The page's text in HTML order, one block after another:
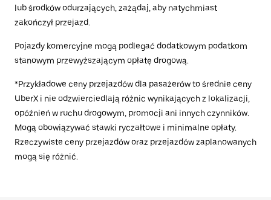
lub środków odurzających, zażądaj, aby natychmiast
zakończył przejazd.
Pojazdy komercyjne mogą podlegać dodatkowym podatkom
stanowym przewyższającym opłatę drogową.
*Przykładowe ceny przejazdów dla pasażerów to średnie ceny
UberX i nie odzwierciedlają różnic wynikających z lokalizacji,
opóźnień w ruchu drogowym, promocji ani innych czynników.
Mogą obowiązywać stawki ryczałtowe i minimalne opłaty.
Rzeczywiste ceny przejazdów oraz przejazdów zaplanowanych
mogą się różnić.